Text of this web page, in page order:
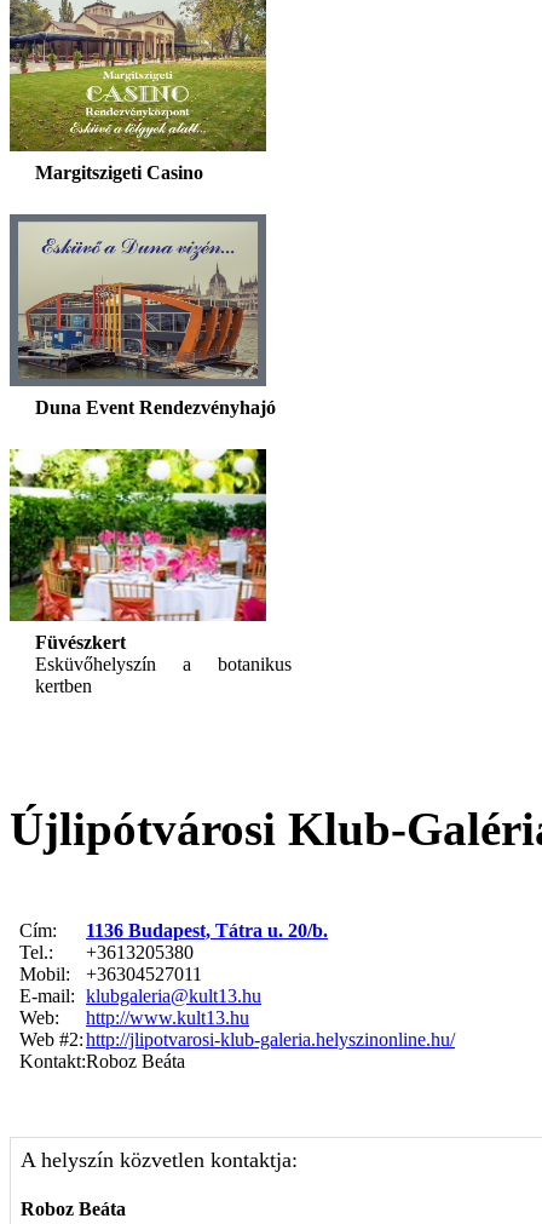
Margitszigeti Casino
Duna Event Rendezvényhajó
Füvészkert
Esküvőhelyszín a botanikus
kertben
Újlipótvárosi Klub-
Cím:
1136 Budapest, Tátra u. 20/b.
Tel.:
+3613205380
Mobil:
+36304527011
E-mail: klubgaleria@kult13.hu
Web:
http://www.kult13.hu
Web #2:http://jlipotvarosi-klub-galeria.helyszinonline.hu/
Kontakt:Roboz Beáta
A helyszín közvetlen kontaktja:
Roboz Beáta